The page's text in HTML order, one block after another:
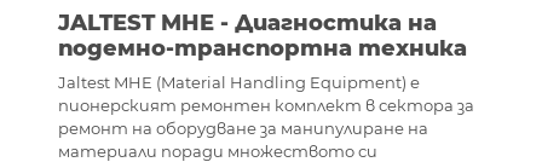
JALTEST MHE - Диагностика на
подемно-транспортна техника
Jaltest MHE (Material Handling Equipment) е
пионерският ремонтен комплект в сектора за
ремонт на оборудване за манипулиране на
материали поради множеството си